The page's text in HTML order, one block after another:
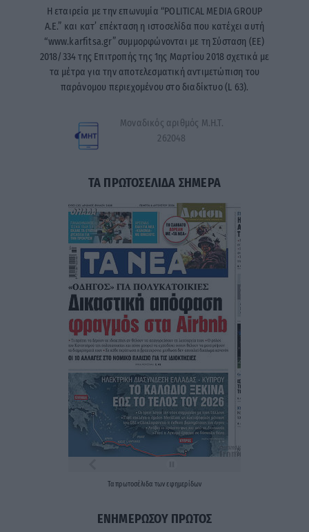
Η εταιρεία με την επωνυμία “POLITICAL MEDIA GROUP
A.E.” και κατ’ επέκταση η ιστοσελίδα που κατέχει αυτή
“www.karfitsa.gr” συμμορφώνονται με τη Σύσταση (ΕΕ)
2018/334 της Επιτροπής της 1ης Μαρτίου 2018 σχετικά με
τα μέτρα για την αποτελεσματική αντιμετώπιση του
παράνομου περιεχομένου στο διαδίκτυο (L 63).
Μοναδικός αριθμός Μ.Η.Τ.
262048
ΤΑ ΠΡΩΤΟΣΕΛΙΔΑ ΣΗΜΕΡΑ
Ταπρωτοσέλιδα τωνεφημερίδων
ΕΝΗΜΕΡΩΣΟΥ ΠΡΩΤΟΣ